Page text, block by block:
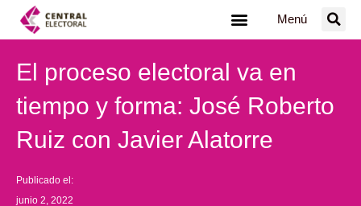
Menú
El proceso electoral va en
tiempo y forma: José Roberto
Ruiz con Javier Alatorre
Publicado el:
junio 2, 2022